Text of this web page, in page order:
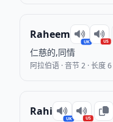
Raheem
UK US
仁慈的,同情
阿拉伯语 · 音节 2 · 长度 6
Rahi
UK US